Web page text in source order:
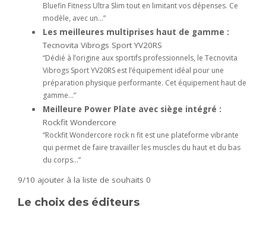
Bluefin Fitness Ultra Slim tout en limitant vos dépenses. Ce
modèle, avec un…”
Les meilleures multiprises haut de gamme :
Tecnovita Vibrogs Sport YV20RS
“Dédié à l’origine aux sportifs professionnels, le Tecnovita
Vibrogs Sport YV20RS est l’équipement idéal pour une
préparation physique performante. Cet équipement haut de
gamme…”
Meilleure Power Plate avec siège intégré :
Rockfit Wondercore
“Rockfit Wondercore rock n fit est une plateforme vibrante
qui permet de faire travailler les muscles du haut et du bas
du corps…”
9/10 ajouter à la liste de souhaits 0
Le choix des éditeurs